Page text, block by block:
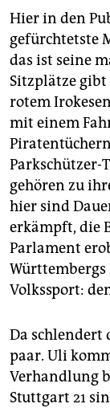
Hier in den
gefürchtetste
das ist seine
Sitzplätze
rotem
mit einem
Parkschützer-
gehören zu
hier sind
erkämpft, die
Parlament
Volkssport:
Da schlendert
paar. Uli
Verhandlung
Stuttgart 21